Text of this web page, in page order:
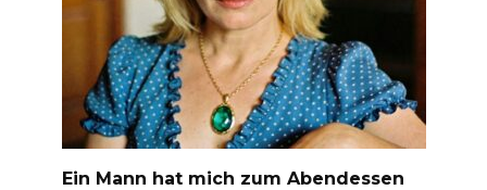
Ein Mann hat mich zum Abendessen